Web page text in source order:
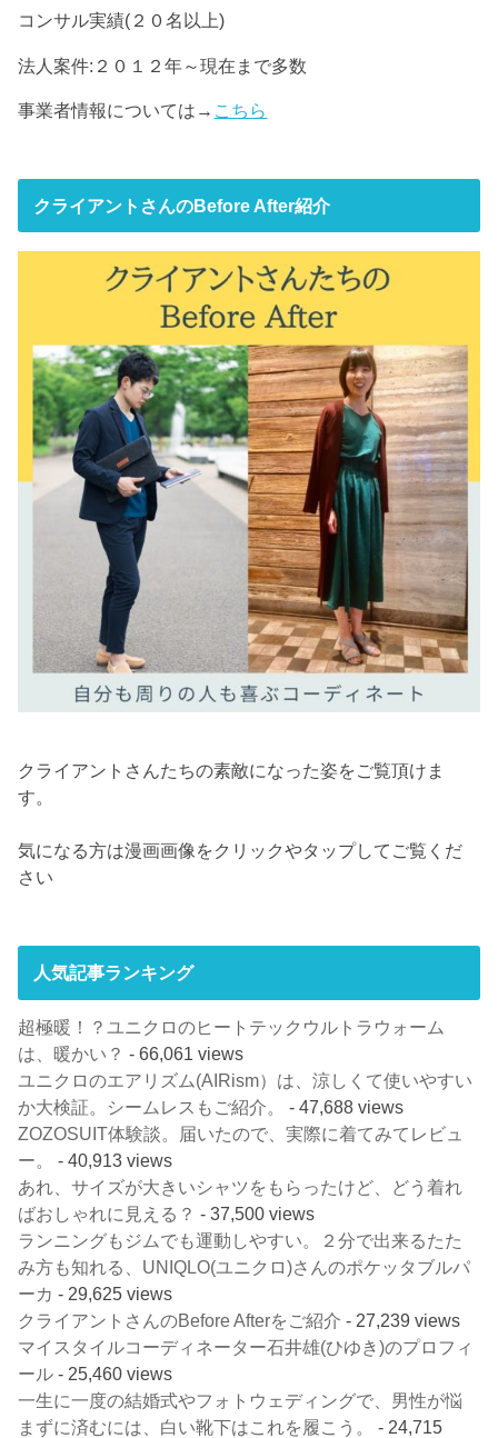
コンサル実績(２０名以上)
法人案件:２０１２年～現在まで多数
事業者情報については→ こちら
クライアントさんのBefore After紹介
クライアントさんたちの素敵になった姿をご覧頂けま
す。
気になる方は漫画画像をクリックやタップしてご覧くだ
さい
人気記事ランキング
超極暖！？ユニクロのヒートテックウルトラウォーム
は、暖かい？ - 66,061 views
ユニクロのエアリズム(AIRism）は、涼しくて使いやすい
か大検証。シームレスもご紹介。
- 47,688 views
ZOZOSUIT体験談。届いたので、実際に着てみてレビュ
ー。
- 40,913 views
あれ、サイズが大きいシャツをもらったけど、どう着れ
ばおしゃれに見える？ - 37,500 views
ランニングもジムでも運動しやすい。２分で出来るたた
み方も知れる、UNIQLO(ユニクロ)さんのポケッタブルパ
ーカ - 29,625 views
クライアントさんのBefore Afterをご紹介 - 27,239 views
マイスタイルコーディネーター石井雄(ひゆき)のプロフィ
ール - 25,460 views
一生に一度の結婚式やフォトウェディングで、男性が悩
まずに済むには、白い靴下はこれを履こう。
- 24,715